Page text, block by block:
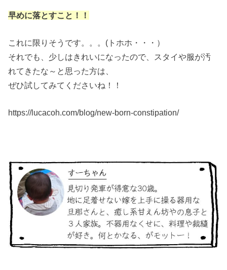
早めに落とすこと！！
これに限りそうです。。。(トホホ・・・）
それでも、少しはきれいになったので、スタイや服が汚
れてきたな～と思った方は、
ぜひ試してみてくださいね！！
https://lucacoh.com/blog/new-born-constipation/